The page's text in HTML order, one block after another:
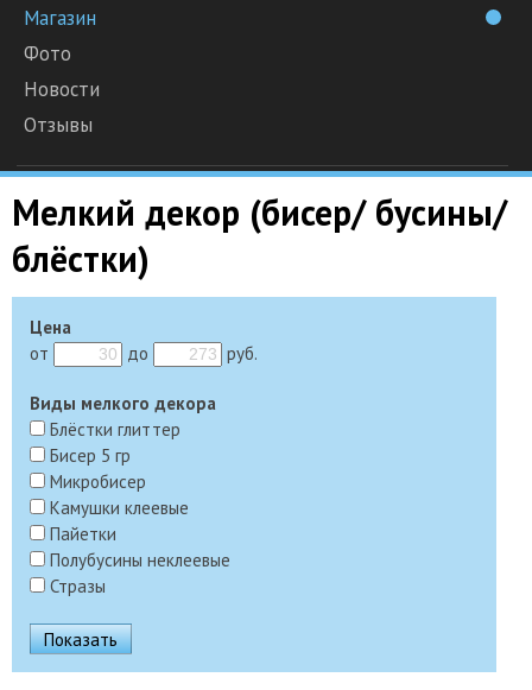
Магазин
Фото
Новости
Отзывы
Мелкий декор (бисер/ бусины/
блёстки)
Цена
от
до руб.
Виды мелкого декора
Блёстки глиттер
Бисер 5 гр
Микробисер
Камушки клеевые
Пайетки
Полубусины неклеевые
Стразы